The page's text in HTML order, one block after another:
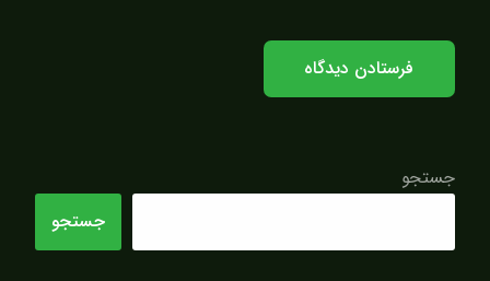
جستجو
جستجو